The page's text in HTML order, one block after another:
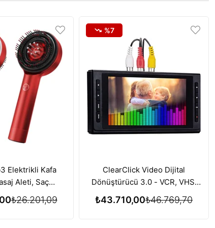
Elektrikli Kafa
Aleti, Saç
Kırmızı Işık
- Kırmızı
₺26.201,09
ClearClick Video Dijital
Dönüştürücü 3.0 - VCR, VHS,
AV, RCA, Hi8, DVD, Pikap, Kaset
₺43.710,00₺46.769,70
%7